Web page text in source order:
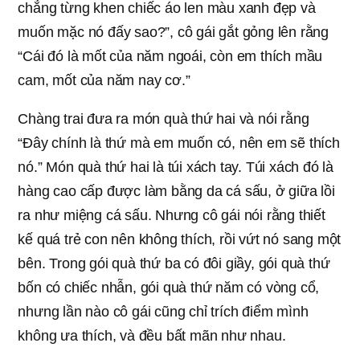
chẳng từng khen chiếc áo len màu xanh đẹp và
muốn mặc nó đấy sao?”, cô gái gắt gỏng lên rằng
“Cái đó là mốt của năm ngoái, còn em thích mầu
cam, mốt của năm nay cơ.”
Chàng trai đưa ra món quà thứ hai và nói rằng
“Đây chính là thứ mà em muốn có, nên em sẽ thích
nó.” Món quà thứ hai là túi xách tay. Túi xách đó là
hàng cao cấp được làm bằng da cá sấu, ở giữa lồi
ra như miệng cá sấu. Nhưng cô gái nói rằng thiết
kế quá trẻ con nên không thích, rồi vứt nó sang một
bên. Trong gói quà thứ ba có đôi giầy, gói quà thứ
bốn có chiếc nhẫn, gói quà thứ năm có vòng cổ,
nhưng lần nào cô gái cũng chỉ trích điểm mình
không ưa thích, và đều bất mãn như nhau.